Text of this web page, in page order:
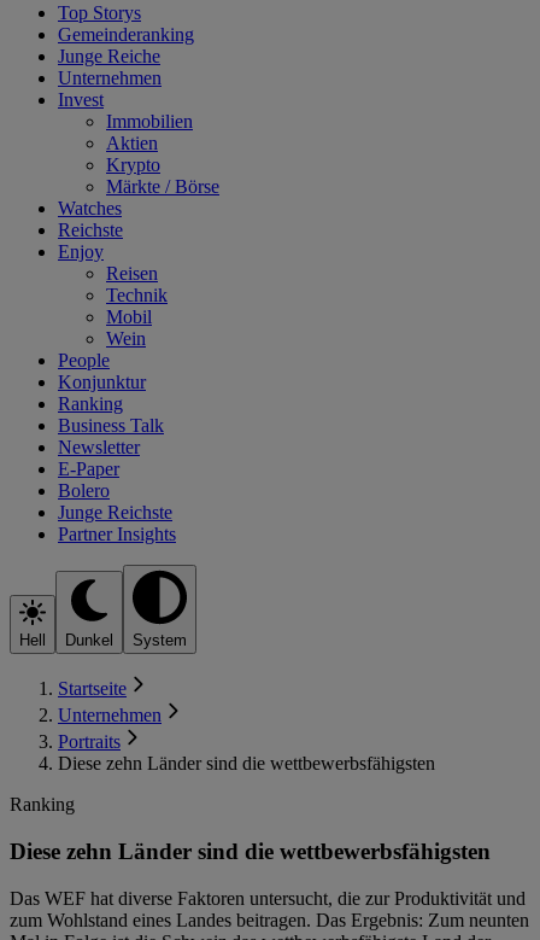
Top Storys
Gemeinderanking
Junge Reiche
Unternehmen
Invest
Immobilien
Aktien
Krypto
Märkte / Börse
Watches
Reichste
Enjoy
Reisen
Technik
Mobil
Wein
People
Konjunktur
Ranking
Business Talk
Newsletter
E-Paper
Bolero
Junge Reichste
Partner Insights
Hell Dunkel System
Startseite
Unternehmen
Portraits
Diese zehn Länder sind die wettbewerbsfähigsten
Ranking
Diese zehn Länder sind die wettbewerbsfähigsten
Das WEF hat diverse Faktoren untersucht, die zur Produktivität und
zum Wohlstand eines Landes beitragen. Das Ergebnis: Zum neunten